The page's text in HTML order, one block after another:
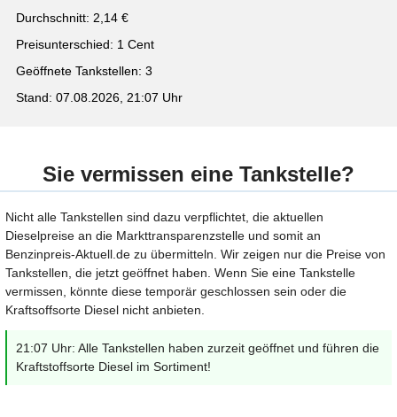
Durchschnitt: 2,14 €
Preisunterschied: 1 Cent
Geöffnete Tankstellen: 3
Stand: 07.08.2026, 21:07 Uhr
Sie vermissen eine Tankstelle?
Nicht alle Tankstellen sind dazu verpflichtet, die aktuellen
Dieselpreise an die Markttransparenzstelle und somit an
Benzinpreis-Aktuell.de zu übermitteln. Wir zeigen nur die Preise von
Tankstellen, die jetzt geöffnet haben. Wenn Sie eine Tankstelle
vermissen, könnte diese temporär geschlossen sein oder die
Kraftsoffsorte Diesel nicht anbieten.
21:07 Uhr: Alle Tankstellen haben zurzeit geöffnet und führen die
Kraftstoffsorte Diesel im Sortiment!